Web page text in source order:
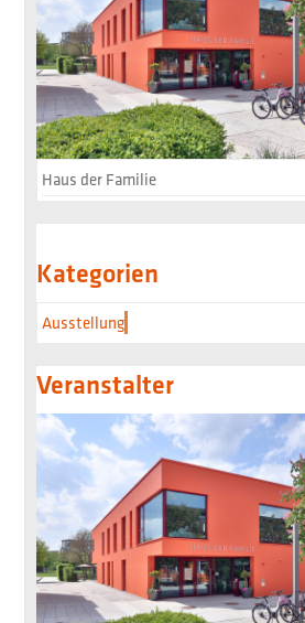
Haus der Familie
Kategorien
Ausstellung
Veranstalter